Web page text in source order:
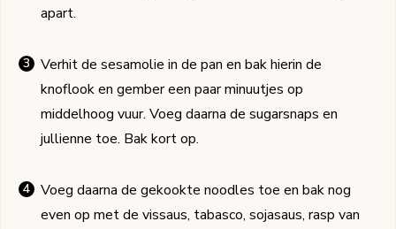
apart.
Verhit de sesamolie in de pan en bak hierin de
knoflook en gember een paar minuutjes op
middelhoog vuur. Voeg daarna de sugarsnaps en
jullienne toe. Bak kort op.
Voeg daarna de gekookte noodles toe en bak nog
even op met de vissaus, tabasco, sojasaus, rasp van